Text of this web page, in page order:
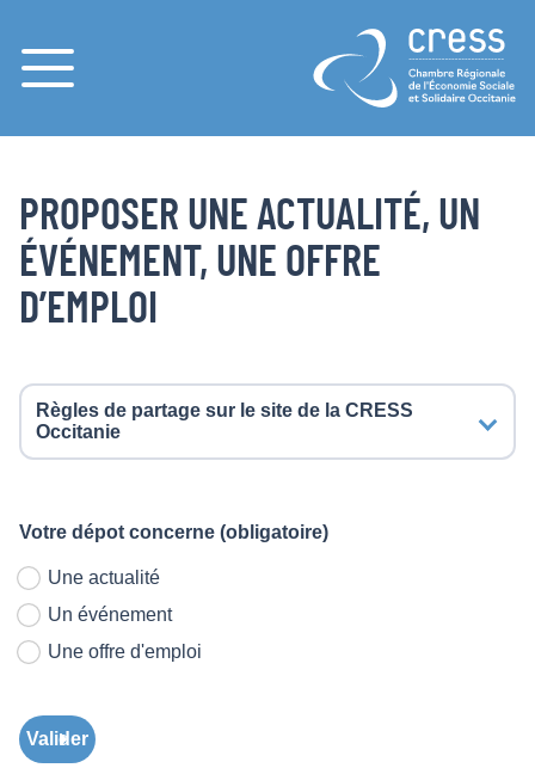
Menu
PROPOSER UNE ACTUALITÉ, UN
ÉVÉNEMENT, UNE OFFRE
D’EMPLOI
Règles de partage sur le site de la CRESS
Occitanie
Votre dépot concerne (obligatoire)
Une actualité
Un événement
Une offre d'emploi
Valider